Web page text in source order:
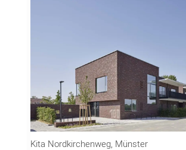
Kita Nordkirchenweg, Münster